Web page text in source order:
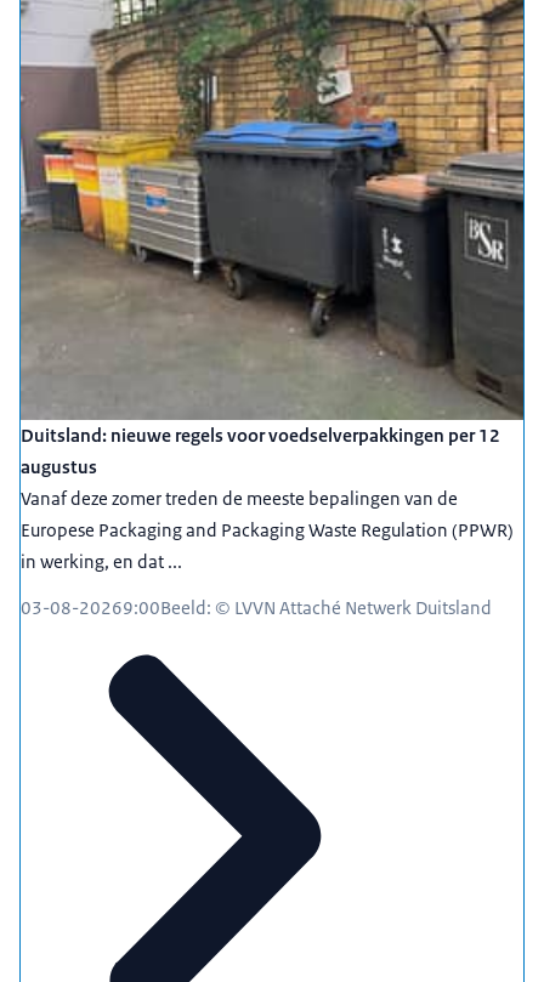
Duitsland: nieuwe regels voor voedselverpakkingen per 12
augustus
Vanaf deze zomer treden de meeste bepalingen van de
Europese Packaging and Packaging Waste Regulation (PPWR)
in werking, en dat ...
03-08-20269:00Beeld: © LVVN Attaché Netwerk Duitsland